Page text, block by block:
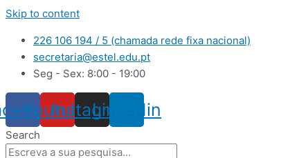
Skip to content
226 106 194 / 5 (chamada rede fixa nacional)
secretaria@estel.edu.pt
Seg - Sex: 8:00 - 19:00
Youtube
InstagramLinkedin
Search